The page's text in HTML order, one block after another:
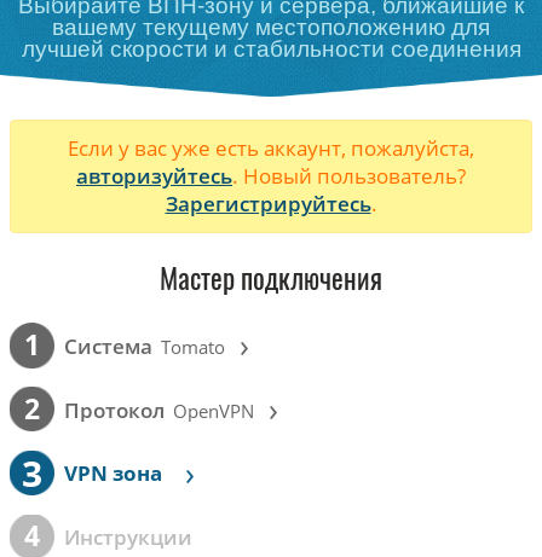
Выбирайте ВПН-зону и сервера, ближайшие к
вашему текущему местоположению для
лучшей скорости и стабильности соединения
Если у вас уже есть аккаунт, пожалуйста,
авторизуйтесь. Новый пользователь?
Зарегистрируйтесь.
Мастер подключения
1 Cистема Tomato ›
2 Протокол OpenVPN ›
3 VPN зона ›
4 Инструкции